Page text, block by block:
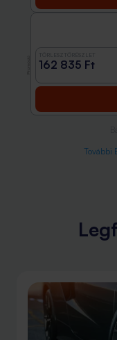
162 835 Ft
További